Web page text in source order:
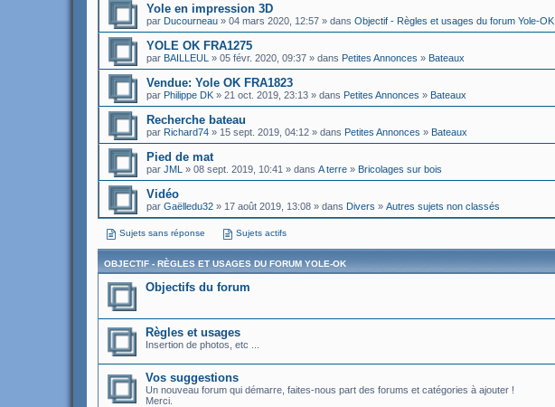
Yole en impression 3D
par Ducourneau » 04 mars 2020, 12:57 » dans Objectif - Règles et usages du forum Yole-OK
YOLE OK FRA1275
par BAILLEUL » 05 févr. 2020, 09:37 » dans Petites Annonces » Bateaux
Vendue: Yole OK FRA1823
par Philippe DK » 21 oct. 2019, 23:13 » dans Petites Annonces » Bateaux
Recherche bateau
par Richard74 » 15 sept. 2019, 04:12 » dans Petites Annonces » Bateaux
Pied de mat
par JML » 08 sept. 2019, 10:41 » dans A terre » Bricolages sur bois
Vidéo
par Gaëlledu32 » 17 août 2019, 13:08 » dans Divers » Autres sujets non classés
Sujets sans réponse Sujets actifs
OBJECTIF - RÈGLES ET USAGES DU FORUM YOLE-OK
Objectifs du forum
Règles et usages
Insertion de photos, etc ...
Vos suggestions
Un nouveau forum qui démarre, faites-nous part des forums et catégories à ajouter !
Merci.